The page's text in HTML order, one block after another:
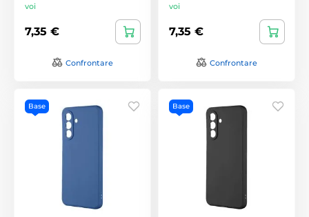
voi
7,35 €
Confrontare
voi
7,35 €
Confrontare
Base Base